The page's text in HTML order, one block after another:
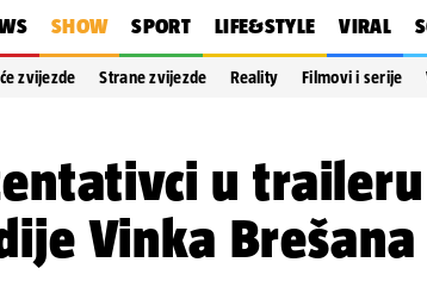
SHOW SPORT LIFE&STYLE VIRAL
zvijezde Strane zvijezde Reality Filmovi i serije
u traileru
Vinka Brešana